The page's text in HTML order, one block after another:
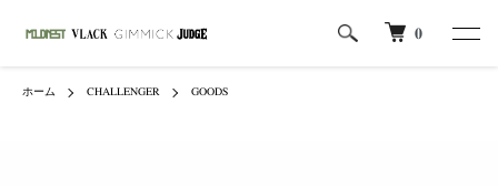
0
ホーム CHALLENGER GOODS